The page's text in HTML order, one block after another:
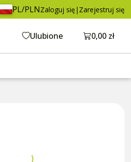
PL/PLNZaloguj się | Zarejestruj się
Ulubione Otwórz
0,00 zł
22,60 zł
brutto / m Dodaj do koszyka